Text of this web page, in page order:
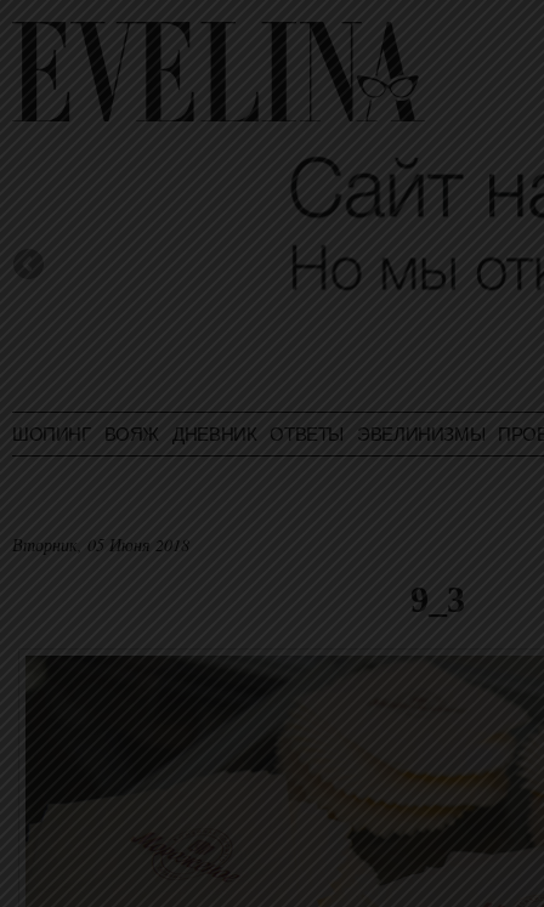
ШОПИНГ ВОЯЖ ДНЕВНИК ОТВЕТЫ ЭВЕЛИНИЗМЫ
Вторник, 05 Июня 2018
9_3